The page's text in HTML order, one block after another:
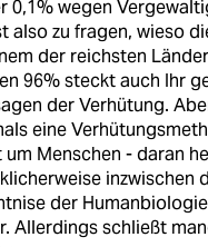
0,1% wegen
also zu fragen, wieso
der reichsten
96% steckt auch Ihr
der Verhütung.
eine
um Menschen - daran
inzwischen
der
Allerdings schließt